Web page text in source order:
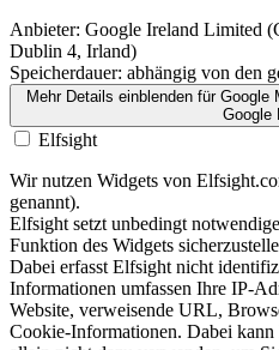
Anbieter: Google Ireland Limited
Dublin 4, Irland)
Speicherdauer: abhängig von den
Mehr Details einblendenfür Google
Google
Elfsight
Wir nutzen Widgets von
genannt).
Elfsight setzt unbedingt
Funktion des Widgets
Dabei erfasst Elfsight nicht
Informationen umfassen Ihre IP-
Website, verweisende URL,
Cookie-Informationen. Dabei